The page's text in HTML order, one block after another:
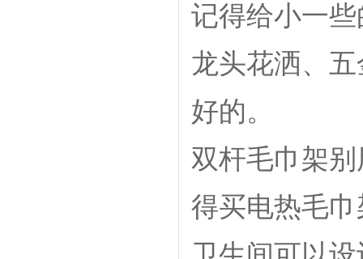
记得给小一
龙头花洒、
好的。
双杆毛巾架
得买电热毛